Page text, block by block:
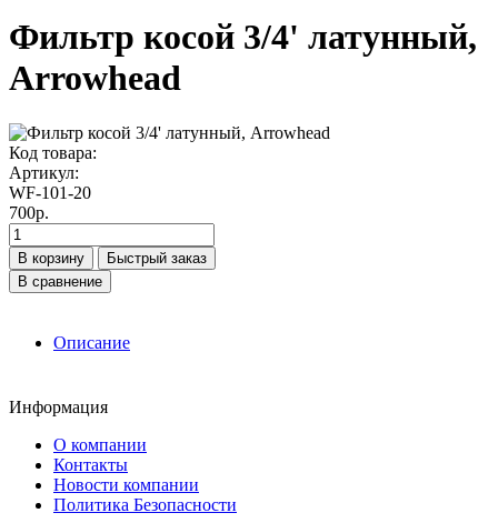
Фильтр косой 3/4' латунный,
Arrowhead
Код товара:
Артикул:
WF-101-20
700р.
В корзину
Быстрый заказ
В сравнение
Описание
Информация
О компании
Контакты
Новости компании
Политика Безопасности